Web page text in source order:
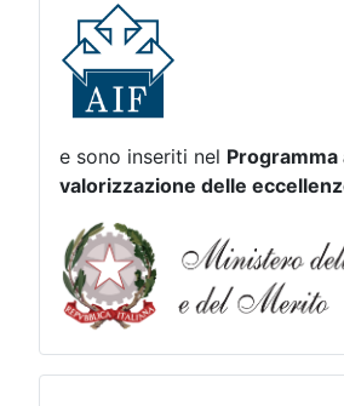
e sono inseriti nel Programma
valorizzazione delle